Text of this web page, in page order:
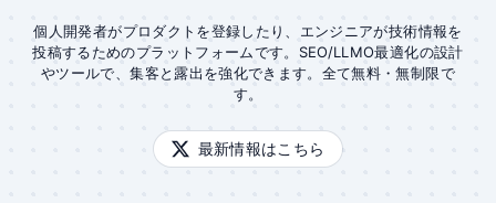
個人開発者がプロダクトを登録したり、エンジニアが技術情報を
投稿するためのプラットフォームです。SEO/LLMO最適化の設計
やツールで、集客と露出を強化できます。全て無料・無制限で
す。
最新情報はこちら